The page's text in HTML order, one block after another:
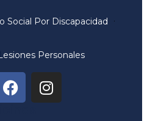
Social Por Discapacidad
Personales